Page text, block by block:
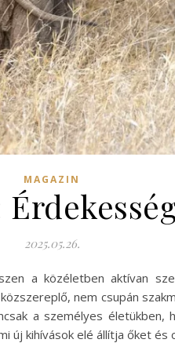
MAGAZIN
2025.05.26.
a közéletben aktívan
nem csupán
a személyes életükben,
új kihívások elé állítja őket és